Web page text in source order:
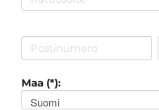
Maa (*):
Suomi